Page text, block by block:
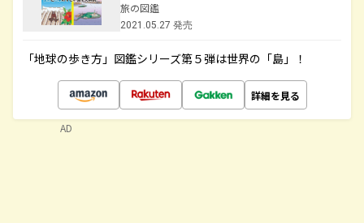
旅の図鑑
2021.05.27 発売
「地球の歩き方」図鑑シリーズ第５弾は世界の「島」！
詳細を見る
AD